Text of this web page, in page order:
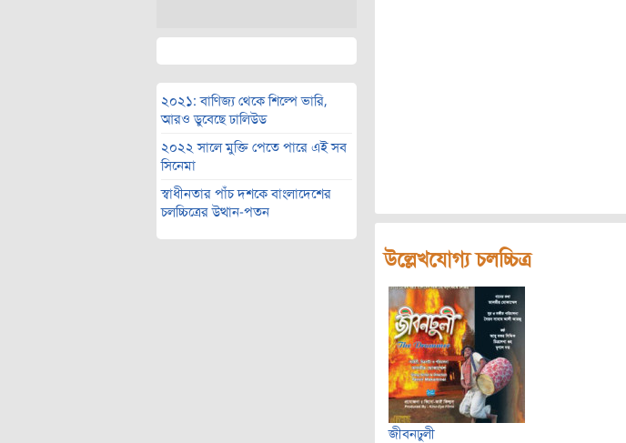
২০২১: বাণিজ্য থেকে শিল্পে ভারি,
আরও ডুবেছে ঢালিউড
২০২২ সালে মুক্তি পেতে পারে এই সব
সিনেমা
স্বাধীনতার পাঁচ দশকে বাংলাদেশের
চলচ্চিত্রের উত্থান-পতন
উল্লেখযোগ্য চলচ্চিত্র
জীবনঢুলী